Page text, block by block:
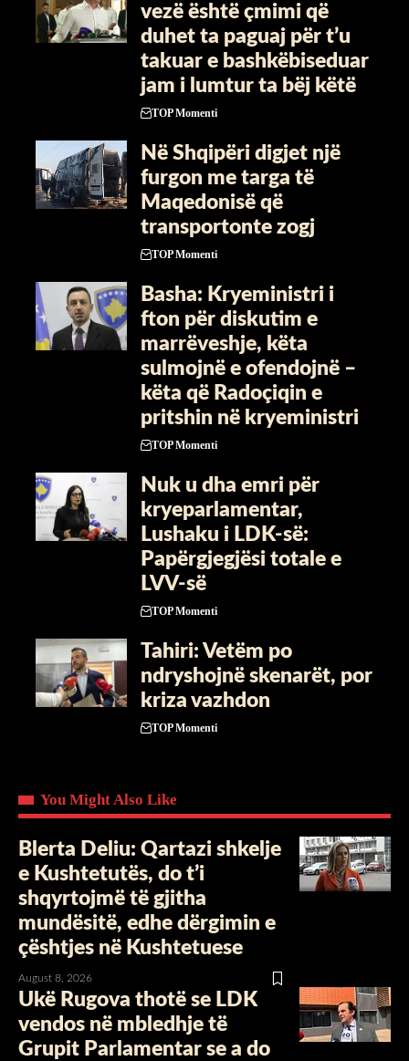
vezë është çmimi që
duhet ta paguaj për t’u
takuar e bashkëbiseduar
jam i lumtur ta bëj këtë
TOP Momenti
Në Shqipëri digjet një
furgon me targa të
Maqedonisë që
transportonte zogj
TOP Momenti
Basha: Kryeministri i
fton për diskutim e
marrëveshje, këta
sulmojnë e ofendojnë –
këta që Radoçiqin e
pritshin në kryeministri
TOP Momenti
Nuk u dha emri për
kryeparlamentar,
Lushaku i LDK-së:
Papërgjegjësi totale e
LVV-së
TOP Momenti
Tahiri: Vetëm po
ndryshojnë skenarët, por
kriza vazhdon
TOP Momenti
You Might Also Like
Blerta Deliu: Qartazi shkelje
e Kushtetutës, do t’i
shqyrtojmë të gjitha
mundësitë, edhe dërgimin e
çështjes në Kushtetuese
August 8, 2026
Ukë Rugova thotë se LDK
vendos në mbledhje të
Grupit Parlamentar se a do